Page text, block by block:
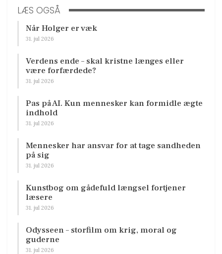
LÆS OGSÅ
Når Holger er væk
31. jul 2026
Verdens ende – skal kristne længes eller
være forfærdede?
31. jul 2026
Pas på AI. Kun mennesker kan formidle ægte
indhold
31. jul 2026
Mennesker har ansvar for at tage sandheden
på sig
31. jul 2026
Kunstbog om gådefuld længsel fortjener
læsere
31. jul 2026
Odysseen – storfilm om krig, moral og
guderne
31. jul 2026